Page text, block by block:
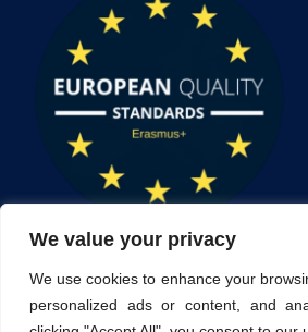
We value your privacy
We use cookies to enhance your
personalized ads or content, and